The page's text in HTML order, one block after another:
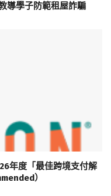
導學子防範租屋詐騙
年度「最佳跨境支付解
）